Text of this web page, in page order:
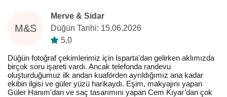
M&S
Merve & Sidar
Düğün Tarihi: 15.06.2026
5,0
Düğün fotoğraf çekimlerimiz için Isparta'dan gelirken aklımızda
birçok soru işareti vardı. Ancak telefonda randevu
oluşturduğumuz ilk andan kuaförden ayrıldığımız ana kadar
ekibin ilgisi ve güler yüzü harikaydı. Eşim, makyajını yapan
Güler Hanım'dan ve saç tasarımını yapan Cem Kıyar’dan çok